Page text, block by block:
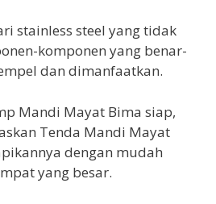
stainless steel yang tidak
komponen yang benar-
dan dimanfaatkan.
Mandi Mayat Bima siap,
Tenda Mandi Mayat
dengan mudah
yang besar.